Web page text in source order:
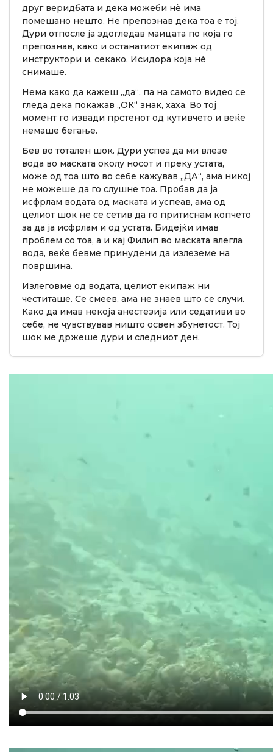
друг веридбата и дека можеби нè има
помешано нешто. Не препознав дека тоа е тој.
Дури отпосле ја здогледав маицата по која го
препознав, како и останатиот екипаж од
инструктори и, секако, Исидора која нè
снимаше.
Нема како да кажеш „да“, па на самото видео се
гледа дека покажав „ОК“ знак, хаха. Во тој
момент го извади прстенот од кутивчето и веќе
немаше бегање.
Бев во тотален шок. Дури успеа да ми влезе
вода во маската околу носот и преку устата,
може од тоа што во себе кажував „ДА“, ама никој
не можеше да го слушне тоа. Пробав да ја
исфрлам водата од маската и успеав, ама од
целиот шок не се сетив да го притиснам копчето
за да ја исфрлам и од устата. Бидејќи имав
проблем со тоа, а и кај Филип во маската влегла
вода, веќе бевме принудени да излеземе на
површина.
Излеговме од водата, целиот екипаж ни
честиташе. Се смеев, ама не знаев што се случи.
Како да имав некоја анестезија или седативи во
себе, не чувствував ништо освен збунетост. Тој
шок ме држеше дури и следниот ден.